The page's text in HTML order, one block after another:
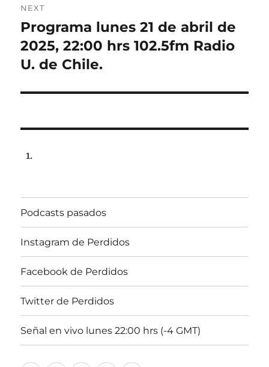
NEXT
Next
post:
Programa lunes 21 de abril de
2025, 22:00 hrs 102.5fm Radio
U. de Chile.
Podcasts pasados
Instagram de Perdidos
Facebook de Perdidos
Twitter de Perdidos
Señal en vivo lunes 22:00 hrs (-4 GMT)